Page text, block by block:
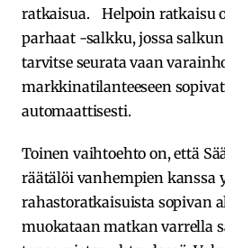
ratkaisua. Helpoin ratkaisu
parhaat -salkku, jossa
tarvitse seurata vaan
markkinatilanteeseen
automaattisesti.
Toinen vaihtoehto on, että
räätälöi vanhempien kanssa
rahastoratkaisuista sopivan
muokataan matkan varrella